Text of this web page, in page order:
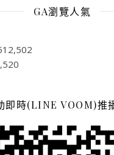
GA瀏覽人氣
即時(LINE VOOM)推